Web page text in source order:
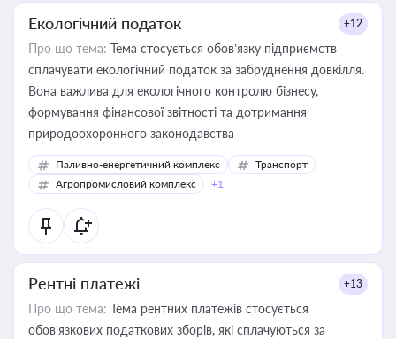
Екологічний податок +12
Про що тема: Тема стосується обов’язку підприємств
сплачувати екологічний податок за забруднення довкілля.
Вона важлива для екологічного контролю бізнесу,
формування фінансової звітності та дотримання
природоохоронного законодавства
Паливно-енергетичний комплекс
Транспорт
Агропромисловий комплекс
+1
Рентні платежі +13
Про що тема: Тема рентних платежів стосується
обов’язкових податкових зборів, які сплачуються за